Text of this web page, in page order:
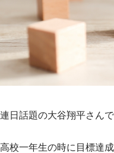
連日話題の大谷翔平さんで
高校一年生の時に目標達